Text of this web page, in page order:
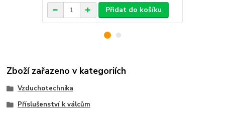
Přidat do košíku
Zboží zařazeno v kategoriích
Vzduchotechnika
Příslušenství k válcům